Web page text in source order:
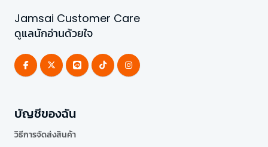
Jamsai Customer Care
ดูแลนักอ่านด้วยใจ
บัญชีของฉัน
วิธีการจัดส่งสินค้า